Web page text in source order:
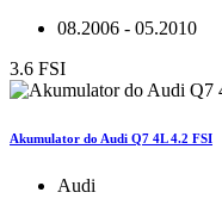
08.2006 - 05.2010
3.6 FSI
Akumulator do Audi Q7 4L 4.2 FSI
Audi